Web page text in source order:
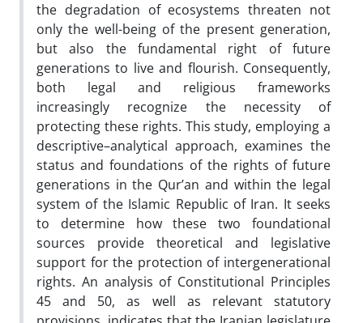
the degradation of ecosystems threaten not
only the well-being of the present generation,
but also the fundamental right of future
generations to live and flourish. Consequently,
both legal and religious frameworks
increasingly recognize the necessity of
protecting these rights. This study, employing a
descriptive–analytical approach, examines the
status and foundations of the rights of future
generations in the Qur’an and within the legal
system of the Islamic Republic of Iran. It seeks
to determine how these two foundational
sources provide theoretical and legislative
support for the protection of intergenerational
rights. An analysis of Constitutional Principles
45 and 50, as well as relevant statutory